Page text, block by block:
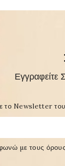
Newsletter του
με τους